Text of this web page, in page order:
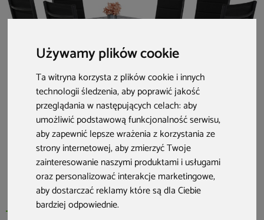
Używamy plików cookie
Ta witryna korzysta z plików cookie i innych
technologii śledzenia, aby poprawić jakość
przeglądania w następujących celach:aby
umożliwić podstawową funkcjonalność serwisu,
aby zapewnić lepsze wrażenia z korzystania ze
strony internetowej,aby zmierzyć Twoje
zainteresowanie naszymi produktami i usługami
oraz personalizować interakcje marketingowe,
aby dostarczać reklamy które są dla Ciebie
bardziej odpowiednie.